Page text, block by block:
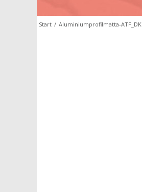
Start / Aluminiumprofilmatta-ATF_DK